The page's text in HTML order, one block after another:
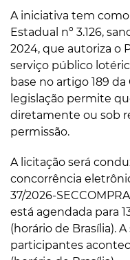
A iniciativa tem
Estadual nº 3.126,
2024, que autoriza o
serviço público
base no artigo 189
legislação permite
diretamente ou sob
permissão.
A licitação será
concorrência
37/2026-
está agendada para
(horário de Brasília).
participantes